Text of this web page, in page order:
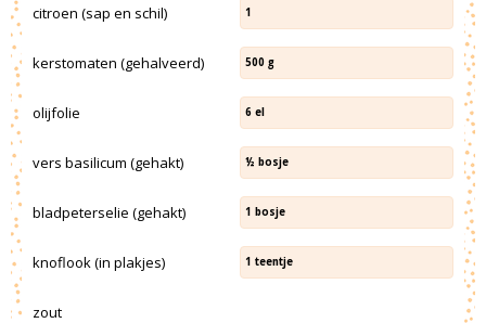
citroen (sap en schil) 1
kerstomaten (gehalveerd) 500 g
olijfolie 6 el
vers basilicum (gehakt) ½ bosje
bladpeterselie (gehakt) 1 bosje
knoflook (in plakjes) 1 teentje
zout